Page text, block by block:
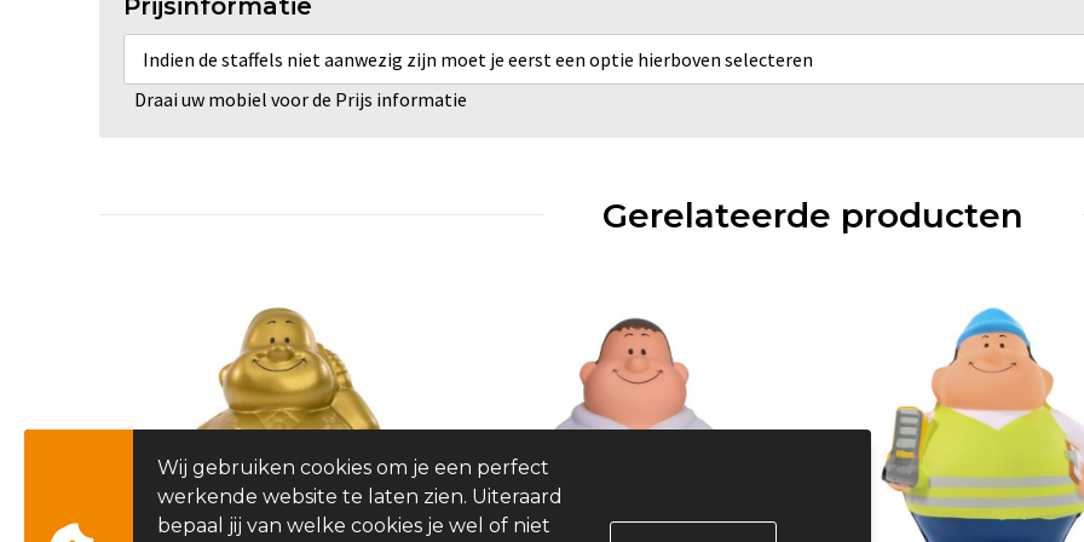
Prijsinformatie
Indien de staffels niet aanwezig zijn moet je eerst een optie hierboven selecteren
Draai uw mobiel voor de Prijs informatie
Gerelateerde producten
Wij gebruiken cookies om je een perfect
werkende website te laten zien. Uiteraard
bepaal jij van welke cookies je wel of niet